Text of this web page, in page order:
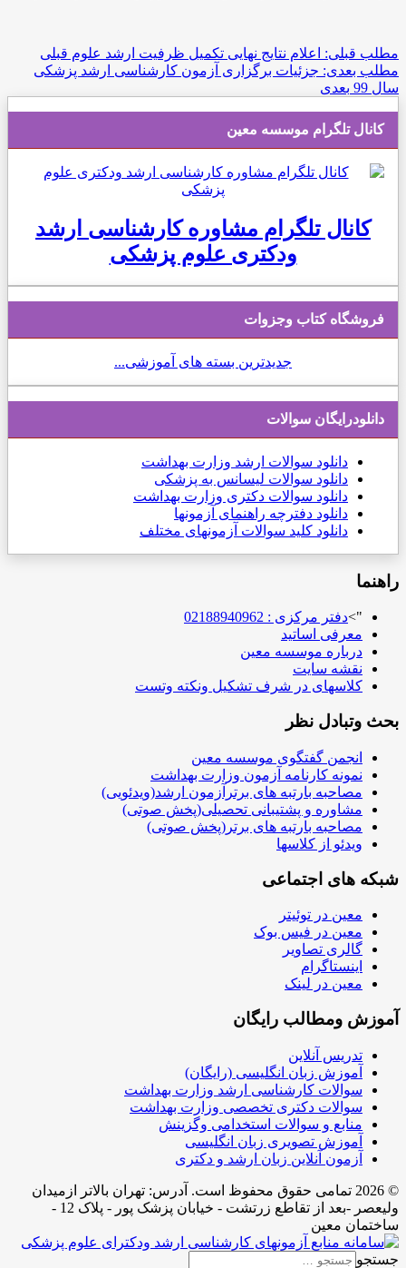
مطلب قبلی: اعلام نتایج نهایی تکمیل ظرفیت ارشد علوم قبلی
مطلب بعدی: جزئیات برگزاری آزمون کارشناسی ارشد پزشکی
سال 99
بعدی
کانال تلگرام موسسه معین
کانال تلگرام مشاوره کارشناسی ارشد
ودکتری علوم پزشکی
فروشگاه کتاب وجزوات
جدیدترین بسته های آموزشی...
دانلودرایگان سوالات
دانلود سوالات ارشد وزارت بهداشت
دانلود سوالات لیسانس به پزشکی
دانلود سوالات دکتری وزارت بهداشت
دانلود دفترچه راهنمای آزمونها
دانلود کلید سوالات آزمونهای مختلف
راهنما
">دفتر مرکزی : 02188940962
معرفی اساتید
درباره موسسه معین
نقشه سایت
کلاسهای در شرف تشکیل ونکته وتست
بحث وتبادل نظر
انجمن گفتگوی موسسه معین
نمونه کارنامه آزمون وزارت بهداشت
مصاحبه بارتبه های برترآزمون ارشد(ویدئویی)
مشاوره و پشتیبانی تحصیلی(پخش صوتی)
مصاحبه بارتبه های برتر(پخش صوتی)
ویدئو از کلاسها
شبکه های اجتماعی
معین در توئیتر
معین در فیس بوک
گالری تصاویر
اینستاگرام
معین در لینک
آموزش ومطالب رایگان
تدریس آنلاین
آموزش زبان انگلیسی (رایگان)
سوالات کارشناسی ارشد وزارت بهداشت
سوالات دکتری تخصصی وزارت بهداشت
منابع و سوالات استخدامی وگزینش
آموزش تصویری زبان انگلیسی
آزمون آنلاین زبان ارشد و دکتری
© 2026 تمامی حقوق محفوظ است. آدرس:‌ تهران بالاتر ازمیدان
ولیعصر -بعد از تقاطع زرتشت - خیابان پزشک پور - پلاک 12 -
ساختمان معین
جستجو